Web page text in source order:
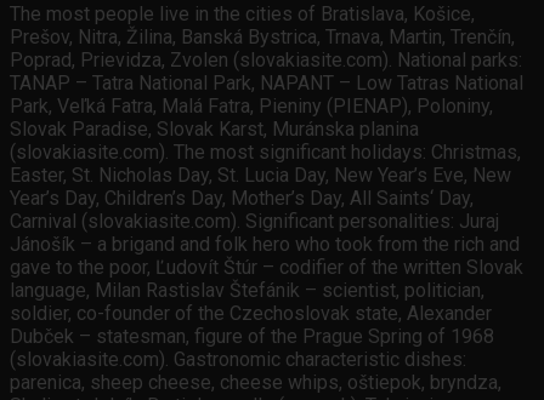
The most people live in the cities of Bratislava, Košice,
Prešov, Nitra, Žilina, Banská Bystrica, Trnava, Martin, Trenčín,
Poprad, Prievidza, Zvolen (slovakiasite.com). National parks:
TANAP – Tatra National Park, NAPANT – Low Tatras National
Park, Veľká Fatra, Malá Fatra, Pieniny (PIENAP), Poloniny,
Slovak Paradise, Slovak Karst, Muránska planina
(slovakiasite.com). The most significant holidays: Christmas,
Easter, St. Nicholas Day, St. Lucia Day, New Year’s Eve, New
Year’s Day, Children’s Day, Mother’s Day, All Saints‘ Day,
Carnival (slovakiasite.com). Significant personalities: Juraj
Jánošík – a brigand and folk hero who took from the rich and
gave to the poor, Ľudovít Štúr – codifier of the written Slovak
language, Milan Rastislav Štefánik – scientist, politician,
soldier, co-founder of the Czechoslovak state, Alexander
Dubček – statesman, figure of the Prague Spring of 1968
(slovakiasite.com). Gastronomic characteristic dishes:
parenica, sheep cheese, cheese whips, oštiepok, bryndza,